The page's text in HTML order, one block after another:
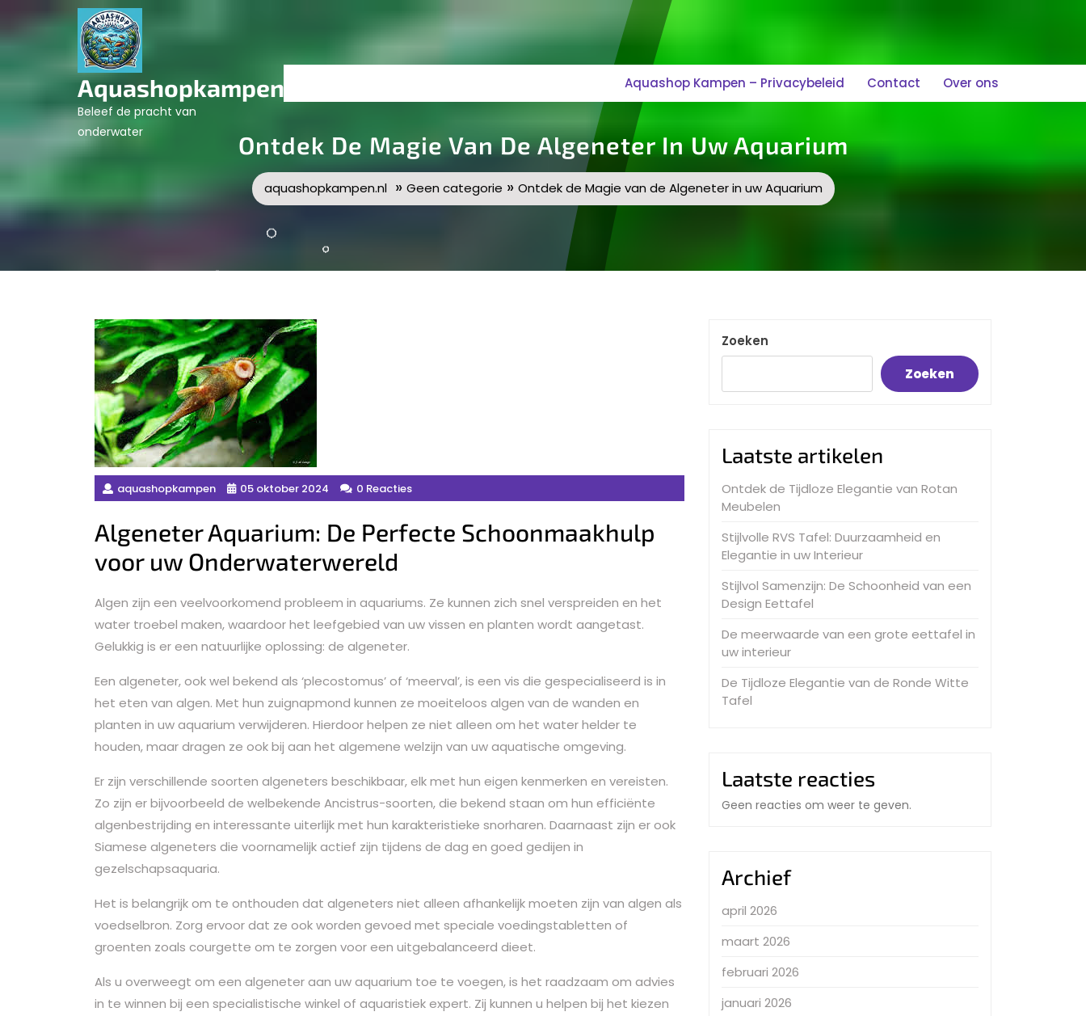
content
Aquashopkampen.nl
Beleef de pracht van
onderwater
Aquashop Kampen – Privacybeleid Contact Over ons
Ontdek De Magie Van De Algeneter In Uw Aquarium
aquashopkampen.nl» Geen categorie » Ontdek de Magie van de Algeneter in uw Aquarium
aquashopkampen 05 oktober 2024 0 Reacties
Algeneter Aquarium: De Perfecte Schoonmaakhulp
voor uw Onderwaterwereld
Algen zijn een veelvoorkomend probleem in aquariums. Ze kunnen zich snel verspreiden en het
water troebel maken, waardoor het leefgebied van uw vissen en planten wordt aangetast.
Gelukkig is er een natuurlijke oplossing: de algeneter.
Een algeneter, ook wel bekend als ‘plecostomus’ of ‘meerval’, is een vis die gespecialiseerd is in
het eten van algen. Met hun zuignapmond kunnen ze moeiteloos algen van de wanden en
planten in uw aquarium verwijderen. Hierdoor helpen ze niet alleen om het water helder te
houden, maar dragen ze ook bij aan het algemene welzijn van uw aquatische omgeving.
Er zijn verschillende soorten algeneters beschikbaar, elk met hun eigen kenmerken en vereisten.
Zo zijn er bijvoorbeeld de welbekende Ancistrus-soorten, die bekend staan om hun efficiënte
algenbestrijding en interessante uiterlijk met hun karakteristieke snorharen. Daarnaast zijn er ook
Siamese algeneters die voornamelijk actief zijn tijdens de dag en goed gedijen in
gezelschapsaquaria.
Het is belangrijk om te onthouden dat algeneters niet alleen afhankelijk moeten zijn van algen als
voedselbron. Zorg ervoor dat ze ook worden gevoed met speciale voedingstabletten of
groenten zoals courgette om te zorgen voor een uitgebalanceerd dieet.
Als u overweegt om een algeneter aan uw aquarium toe te voegen, is het raadzaam om advies
in te winnen bij een specialistische winkel of aquaristiek expert. Zij kunnen u helpen bij het kiezen
Zoeken
Zoeken
Laatste artikelen
Ontdek de Tijdloze Elegantie van Rotan
Meubelen
Stijlvolle RVS Tafel: Duurzaamheid en
Elegantie in uw Interieur
Stijlvol Samenzijn: De Schoonheid van een
Design Eettafel
De meerwaarde van een grote eettafel in
uw interieur
De Tijdloze Elegantie van de Ronde Witte
Tafel
Laatste reacties
Geen reacties om weer te geven.
Archief
april 2026
maart 2026
februari 2026
januari 2026